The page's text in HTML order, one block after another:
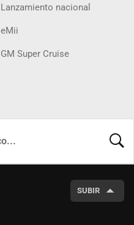
Lanzamiento nacional
eMii
GM Super Cruise
SUBIR